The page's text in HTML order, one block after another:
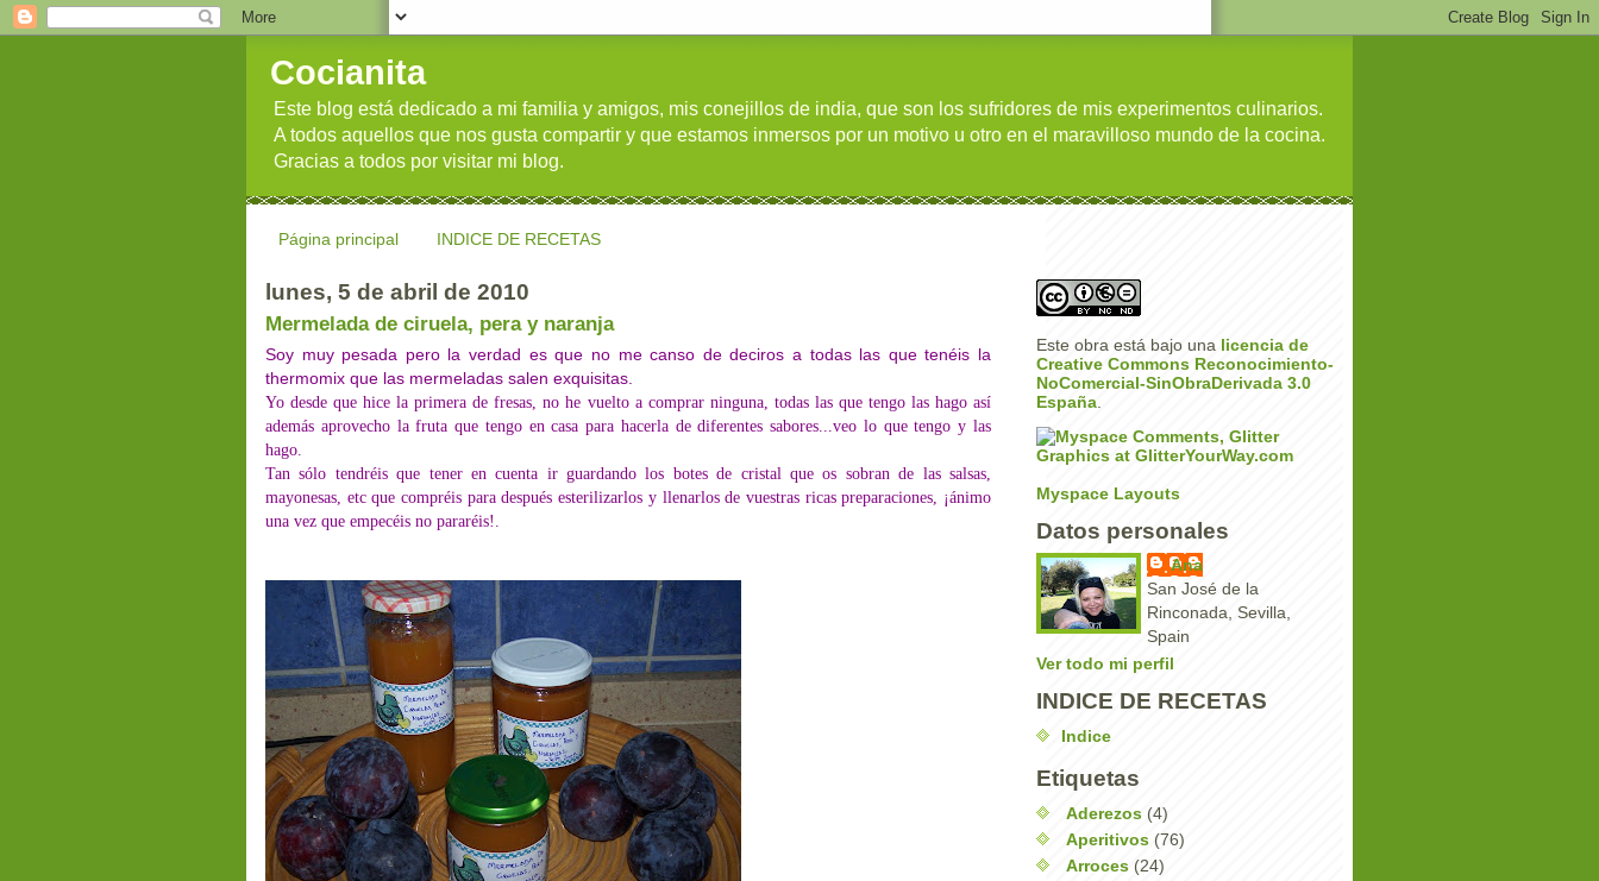
Cocianita
Este blog está dedicado a mi familia y amigos, mis conejillos de india, que son los sufridores de mis experimentos culinarios.
A todos aquellos que nos gusta compartir y que estamos inmersos por un motivo u otro en el maravilloso mundo de la cocina.
Gracias a todos por visitar mi blog.
Página principal INDICE DE RECETAS
lunes, 5 de abril de 2010
Mermelada de ciruela, pera y naranja
Soy muy pesada pero la verdad es que no me canso de deciros a todas las que tenéis la
thermomix que las mermeladas salen exquisitas.
Yo desde que hice la primera de fresas, no he vuelto a comprar ninguna, todas las que tengo las hago así
además aprovecho la fruta que tengo en casa para hacerla de diferentes sabores...veo lo que tengo y las
hago.
Tan sólo tendréis que tener en cuenta ir guardando los botes de cristal que os sobran de las salsas,
mayonesas, etc que compréis para después esterilizarlos y llenarlos de vuestras ricas preparaciones, ¡ánimo
una vez que empecéis no pararéis!.
Este obra está bajo una licencia de
Creative Commons Reconocimiento-
NoComercial-SinObraDerivada 3.0
España
Myspace Layouts
Datos personales
Ana
San José de la
Rinconada, Sevilla,
Spain
Ver todo mi perfil
INDICE DE RECETAS
Indice
Etiquetas
Aderezos (4)
Aperitivos (76)
Arroces (24)